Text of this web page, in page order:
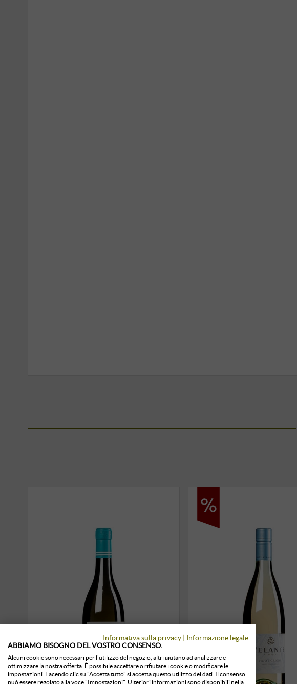
Informativa sulla privacy | Informazione legale
ABBIAMO BISOGNO DEL VOSTRO CONSENSO.
Alcuni cookie sono necessari per l'utilizzo del negozio, altri aiutano ad analizzare e
ottimizzare la nostra offerta. È possibile accettare o rifiutare i cookie o modificare le
impostazioni. Facendo clic su "Accetta tutto" si accetta questo utilizzo dei dati. Il consenso
può essere regolato alla voce "Impostazioni". Ulteriori informazioni sono disponibili nella